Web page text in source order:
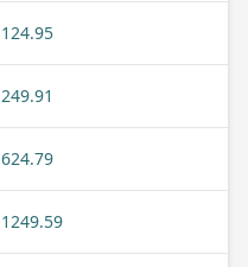
124.95
249.91
624.79
1249.59